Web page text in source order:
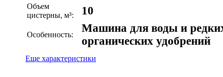
Объем
цистерны, м³:
10
Особенность:
Машина для воды и
органических удобрений
Еще характеристики